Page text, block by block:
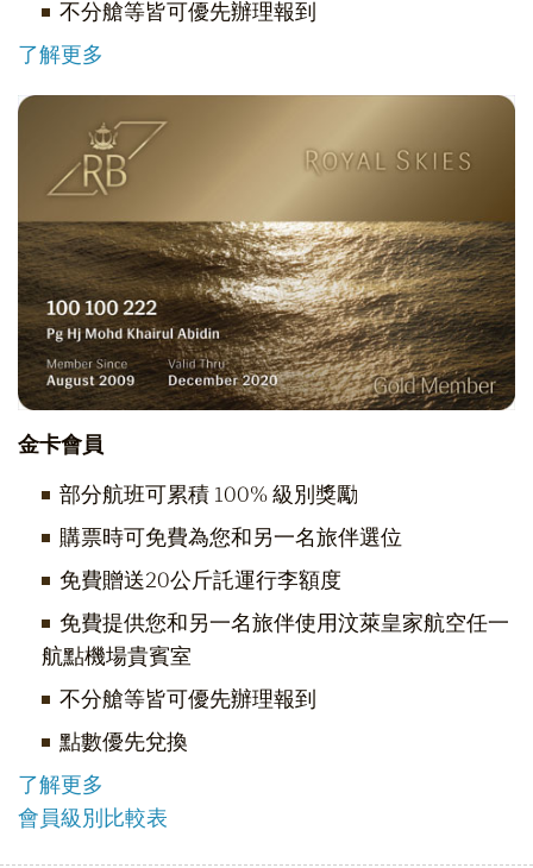
不分艙等皆可優先辦理報到
了解更多
金卡會員
部分航班可累積 100% 級別獎勵
購票時可免費為您和另一名旅伴選位
免費贈送20公斤託運行李額度
免費提供您和另一名旅伴使用汶萊皇家航空任一
航點機場貴賓室
不分艙等皆可優先辦理報到
點數優先兌換
了解更多
會員級別比較表